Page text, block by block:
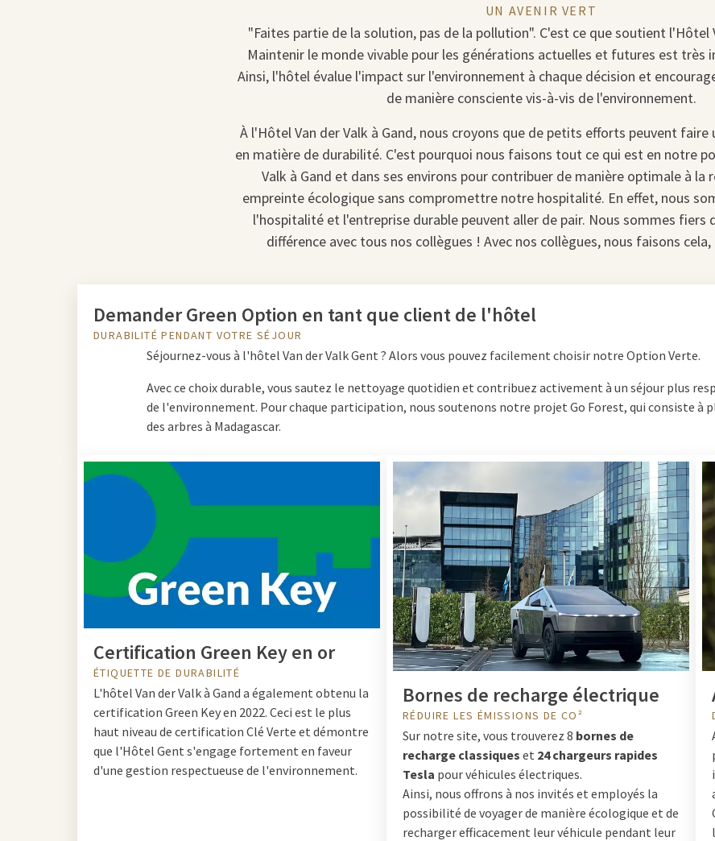
UN AVENIR VERT
"Faites partie de la solution, pas de la pollution". C'est ce que soutient l'Hôtel
Maintenir le monde vivable pour les générations actuelles et futures est très
Ainsi, l'hôtel évalue l'impact sur l'environnement à chaque décision et
de manière consciente vis-à-vis de l'environnement.
À l'Hôtel Van der Valk à Gand, nous croyons que de petits efforts peuvent faire
en matière de durabilité. C'est pourquoi nous faisons tout ce qui est en notre
Valk à Gand et dans ses environs pour contribuer de manière optimale à la
empreinte écologique sans compromettre notre hospitalité. En effet, nous
l'hospitalité et l'entreprise durable peuvent aller de pair. Nous sommes fiers
différence avec tous nos collègues ! Avec nos collègues, nous faisons
Demander Green Option en tant que client de l'hôtel
DURABILITÉ PENDANT VOTRE SÉJOUR
Séjournez-vous à l'hôtel Van der Valk Gent ? Alors vous pouvez facilement choisir notre Option Verte.
Avec ce choix durable, vous sautez le nettoyage quotidien et contribuez activement à un séjour plus
de l'environnement. Pour chaque participation, nous soutenons notre projet Go Forest, qui consiste à
des arbres à Madagascar.
Certification Green Key en or
ÉTIQUETTE DE DURABILITÉ
L'hôtel Van der Valk à Gand a également obtenu la
certification Green Key en 2022. Ceci est le plus
haut niveau de certification Clé Verte et démontre
que l'Hôtel Gent s'engage fortement en faveur
d'une gestion respectueuse de l'environnement.
Bornes de recharge électrique
RÉDUIRE LES ÉMISSIONS DE CO²
Sur notre site, vous trouverez 8 bornes de
recharge classiques et 24 chargeurs rapides
Tesla pour véhicules électriques.
Ainsi, nous offrons à nos invités et employés la
possibilité de voyager de manière écologique et de
recharger efficacement leur véhicule pendant leur